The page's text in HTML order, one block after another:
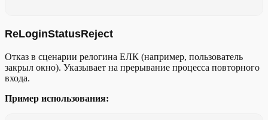
ReLoginStatusReject
Отказ в сценарии релогина ЕЛК (например, пользователь
закрыл окно). Указывает на прерывание процесса повторного
входа.
Пример использования: